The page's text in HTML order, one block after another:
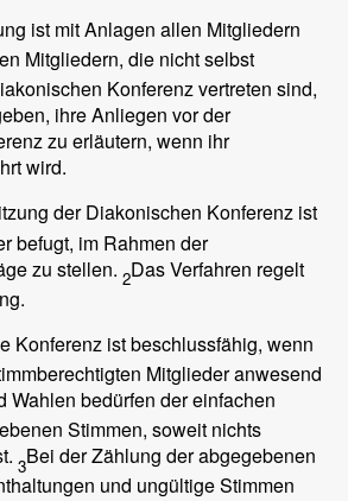
ist mit Anlagen allen Mitgliedern
Mitgliedern, die nicht selbst
Konferenz vertreten sind,
ihre Anliegen vor der
zu erläutern, wenn ihr
wird.
der Diakonischen Konferenz ist
befugt, im Rahmen der
zu stellen. 2Das Verfahren regelt
Konferenz ist beschlussfähig, wenn
Mitglieder anwesend
Wahlen bedürfen der einfachen
Stimmen, soweit nichts
3Bei der Zählung der abgegebenen
und ungültige Stimmen